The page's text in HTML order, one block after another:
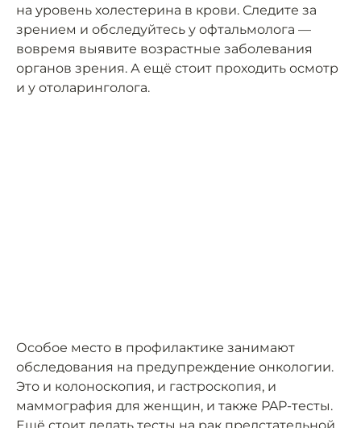
на уровень холестерина в крови. Следите за
зрением и обследуйтесь у офтальмолога —
вовремя выявите возрастные заболевания
органов зрения. А ещё стоит проходить осмотр
и у отоларинголога.
Особое место в профилактике занимают
обследования на предупреждение онкологии.
Это и колоноскопия, и гастроскопия, и
маммография для женщин, и также PAP-тесты.